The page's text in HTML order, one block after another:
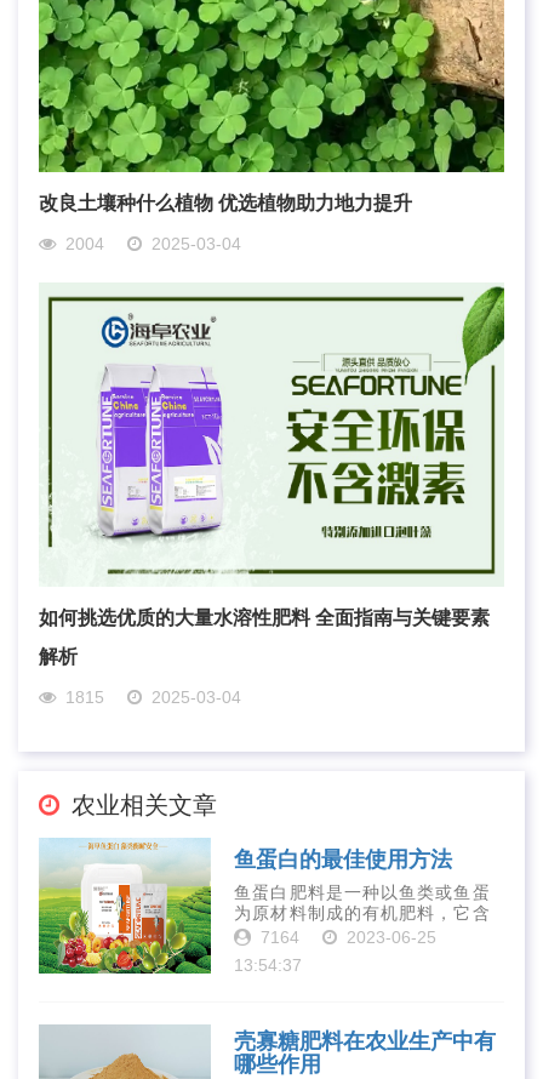
改良土壤种什么植物 优选植物助力地力提升
2004 2025-03-04
如何挑选优质的大量水溶性肥料 全面指南与关键要素
解析
1815 2025-03-04
农业相关文章
鱼蛋白的最佳使用方法
鱼蛋白肥料是一种以鱼类或鱼蛋
为原材料制成的有机肥料，它含
有丰富的营养物质，如氮、磷、
元素和植物生长因子。这些营养
7164
2023-06-25
13:54:37
壳寡糖肥料在农业生产中有
哪些作用